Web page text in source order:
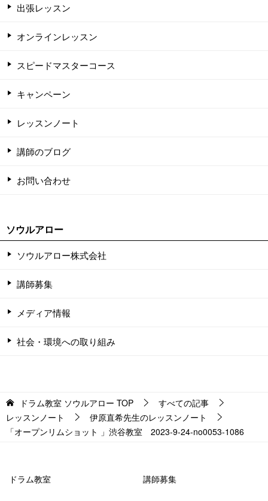
出張レッスン
オンラインレッスン
スピードマスターコース
キャンペーン
レッスンノート
講師のブログ
お問い合わせ
ソウルアロー
ソウルアロー株式会社
講師募集
メディア情報
社会・環境への取り組み
ドラム教室 ソウルアロー TOP
すべての記事
レッスンノート
伊原直希先生のレッスンノート
「オープンリムショット 」渋谷教室 2023-9-24-no0053-1086
ドラム教室 講師募集